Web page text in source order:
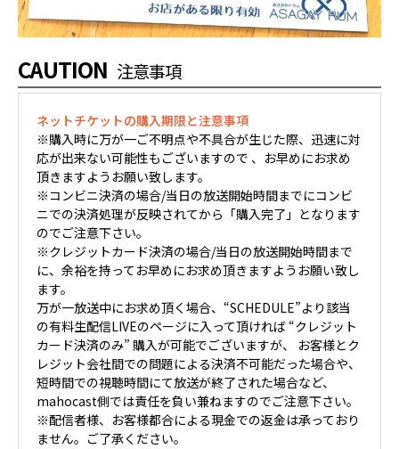
CAUTION 注意事項
ネットチケットの購入期限と注意事項
※購入時に万が一ご不明点や不具合が生じた際、迅速に対
応が出来ない可能性もございますので 、お早めにお求め
頂きますようお願い致します。
※コンビニ決済の場合/当日の放送開始時間までにコンビ
ニでの決済処理が反映されてから「購入完了」となります
のでご注意下さい。
※クレジットカード決済の場合/当日の放送開始時間まで
に、余裕を持ってお早めにお求め頂きますようお願い致し
ます。
万が一放送中にお求め頂く場合、“SCHEDULE”より該当
の有料生配信LIVEのページに入って頂ければ “クレジット
カード決済のみ” 購入が可能でございますが、 お客様とク
レジット会社間での問題による決済不可能だった場合や、
短時間での視聴時間にて放送が終了された場合など、
mahocast側では責任を負い兼ねますのでご注意下さい。
※配信者様、お客様都合による現金での返金は承っており
ません。ご了承ください。